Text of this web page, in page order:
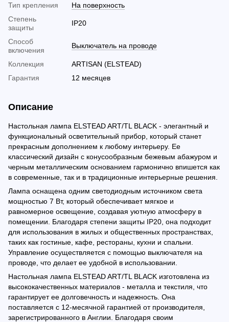
Тип крепления
На поверхность
Cтепень
защиты
IP20
Способ
включения
Выключатель на проводе
Коллекция
ARTISAN (ELSTEAD)
Гарантия
12 месяцев
Описание
Настольная лампа ELSTEAD ART/TL BLACK - элегантный и
функциональный осветительный прибор, который станет
прекрасным дополнением к любому интерьеру. Ее
классический дизайн с конусообразным бежевым абажуром и
черным металлическим основанием гармонично впишется как
в современные, так и в традиционные интерьерные решения.
Лампа оснащена одним светодиодным источником света
мощностью 7 Вт, который обеспечивает мягкое и
равномерное освещение, создавая уютную атмосферу в
помещении. Благодаря степени защиты IP20, она подходит
для использования в жилых и общественных пространствах,
таких как гостиные, кафе, рестораны, кухни и спальни.
Управление осуществляется с помощью выключателя на
проводе, что делает ее удобной в использовании.
Настольная лампа ELSTEAD ART/TL BLACK изготовлена из
высококачественных материалов - металла и текстиля, что
гарантирует ее долговечность и надежность. Она
поставляется с 12-месячной гарантией от производителя,
зарегистрированного в Англии. Благодаря своим